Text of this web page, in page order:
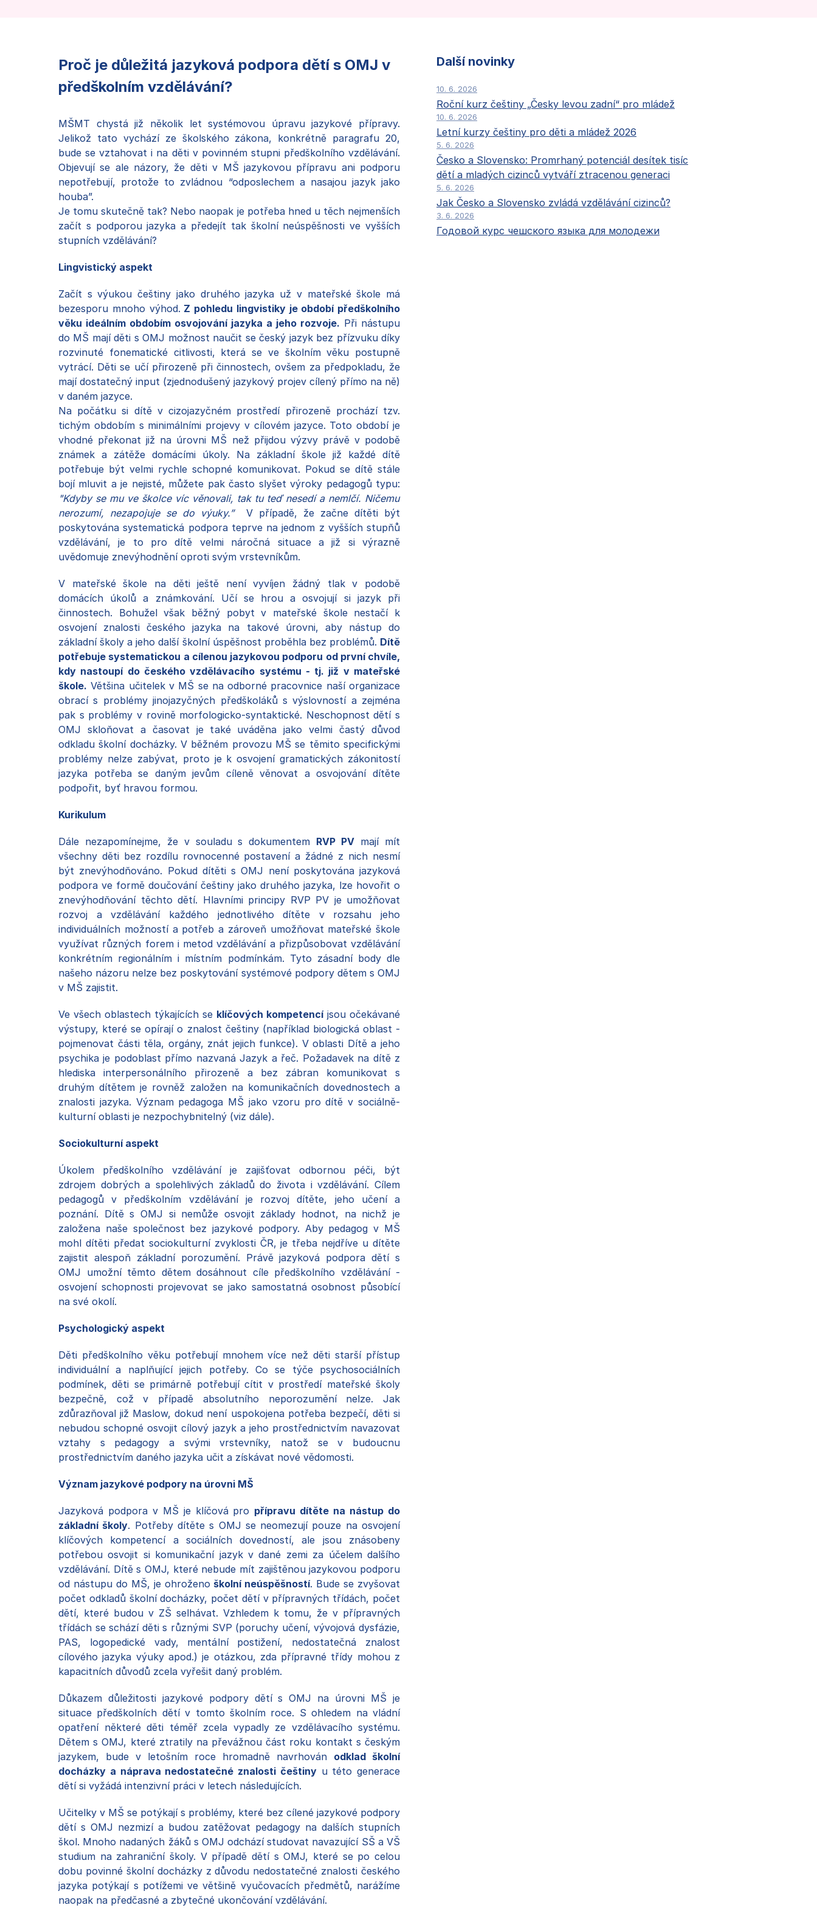
Proč je důležitá jazyková podpora dětí s OMJ v
předškolním vzdělávání?
MŠMT chystá již několik let systémovou úpravu jazykové přípravy.
Jelikož tato vychází ze školského zákona, konkrétně paragrafu 20,
bude se vztahovat i na děti v povinném stupni předškolního vzdělávání.
Objevují se ale názory, že děti v MŠ jazykovou přípravu ani podporu
nepotřebují, protože to zvládnou “odposlechem a nasajou jazyk jako
houba”.
Je tomu skutečně tak? Nebo naopak je potřeba hned u těch nejmenších
začít s podporou jazyka a předejít tak školní neúspěšnosti ve vyšších
stupních vzdělávání?
Lingvistický aspekt
Začít s výukou češtiny jako druhého jazyka už v mateřské škole má
bezesporu mnoho výhod. Z pohledu lingvistiky je období předškolního
věku ideálním obdobím osvojování jazyka a jeho rozvoje. Při nástupu
do MŠ mají děti s OMJ možnost naučit se český jazyk bez přízvuku díky
rozvinuté fonematické citlivosti, která se ve školním věku postupně
vytrácí. Děti se učí přirozeně při činnostech, ovšem za předpokladu, že
mají dostatečný input (zjednodušený jazykový projev cílený přímo na ně)
v daném jazyce.
Na počátku si dítě v cizojazyčném prostředí přirozeně prochází tzv.
tichým obdobím s minimálními projevy v cílovém jazyce. Toto období je
vhodné překonat již na úrovni MŠ než přijdou výzvy právě v podobě
známek a zátěže domácími úkoly. Na základní škole již každé dítě
potřebuje být velmi rychle schopné komunikovat. Pokud se dítě stále
bojí mluvit a je nejisté, můžete pak často slyšet výroky pedagogů typu:
"Kdyby se mu ve školce víc věnovali, tak tu teď nesedí a nemlčí. Ničemu
nerozumí, nezapojuje se do výuky.”V případě, že začne dítěti být
poskytována systematická podpora teprve na jednom z vyšších stupňů
vzdělávání, je to pro dítě velmi náročná situace a již si výrazně
uvědomuje znevýhodnění oproti svým vrstevníkům.
V mateřské škole na děti ještě není vyvíjen žádný tlak v podobě
domácích úkolů a známkování. Učí se hrou a osvojují si jazyk při
činnostech. Bohužel však běžný pobyt v mateřské škole nestačí k
osvojení znalosti českého jazyka na takové úrovni, aby nástup do
základní školy a jeho další školní úspěšnost proběhla bez problémů. Dítě
potřebuje systematickou a cílenou jazykovou podporu od první chvíle,
kdy nastoupí do českého vzdělávacího systému - tj. již v mateřské
škole. Většina učitelek v MŠ se na odborné pracovnice naší organizace
obrací s problémy jinojazyčných předškoláků s výslovností a zejména
pak s problémy v rovině morfologicko-syntaktické. Neschopnost dětí s
OMJ skloňovat a časovat je také uváděna jako velmi častý důvod
odkladu školní docházky. V běžném provozu MŠ se těmito specifickými
problémy nelze zabývat, proto je k osvojení gramatických zákonitostí
jazyka potřeba se daným jevům cíleně věnovat a osvojování dítěte
podpořit, byť hravou formou.
Kurikulum
Dále nezapomínejme, že v souladu s dokumentem RVP PV mají mít
všechny děti bez rozdílu rovnocenné postavení a žádné z nich nesmí
být znevýhodňováno. Pokud dítěti s OMJ není poskytována jazyková
podpora ve formě doučování češtiny jako druhého jazyka, lze hovořit o
znevýhodňování těchto dětí. Hlavními principy RVP PV je umožňovat
rozvoj a vzdělávání každého jednotlivého dítěte v rozsahu jeho
individuálních možností a potřeb a zároveň umožňovat mateřské škole
využívat různých forem i metod vzdělávání a přizpůsobovat vzdělávání
konkrétním regionálním i místním podmínkám. Tyto zásadní body dle
našeho názoru nelze bez poskytování systémové podpory dětem s OMJ
v MŠ zajistit.
Ve všech oblastech týkajících se klíčových kompetencíjsou očekávané
výstupy, které se opírají o znalost češtiny (například biologická oblast -
pojmenovat části těla, orgány, znát jejich funkce). V oblasti Dítě a jeho
psychika je podoblast přímo nazvaná Jazyk a řeč. Požadavek na dítě z
hlediska interpersonálního přirozeně a bez zábran komunikovat s
druhým dítětem je rovněž založen na komunikačních dovednostech a
znalosti jazyka. Význam pedagoga MŠ jako vzoru pro dítě v sociálně-
kulturní oblasti je nezpochybnitelný (viz dále).
Sociokulturní aspekt
Úkolem předškolního vzdělávání je zajišťovat odbornou péči, být
zdrojem dobrých a spolehlivých základů do života i vzdělávání. Cílem
pedagogů v předškolním vzdělávání je rozvoj dítěte, jeho učení a
poznání. Dítě s OMJ si nemůže osvojit základy hodnot, na nichž je
založena naše společnost bez jazykové podpory. Aby pedagog v MŠ
mohl dítěti předat sociokulturní zvyklosti ČR, je třeba nejdříve u dítěte
zajistit alespoň základní porozumění. Právě jazyková podpora dětí s
OMJ umožní těmto dětem dosáhnout cíle předškolního vzdělávání -
osvojení schopnosti projevovat se jako samostatná osobnost působící
na své okolí.
Psychologický aspekt
Děti předškolního věku potřebují mnohem více než děti starší přístup
individuální a naplňující jejich potřeby. Co se týče psychosociálních
podmínek, děti se primárně potřebují cítit v prostředí mateřské školy
bezpečně, což v případě absolutního neporozumění nelze. Jak
zdůrazňoval již Maslow, dokud není uspokojena potřeba bezpečí, děti si
nebudou schopné osvojit cílový jazyk a jeho prostřednictvím navazovat
vztahy s pedagogy a svými vrstevníky, natož se v budoucnu
prostřednictvím daného jazyka učit a získávat nové vědomosti.
Význam jazykové podpory na úrovni MŠ
Jazyková podpora v MŠ je klíčová pro přípravu dítěte na nástup do
základní školy. Potřeby dítěte s OMJ se neomezují pouze na osvojení
klíčových kompetencí a sociálních dovedností, ale jsou znásobeny
potřebou osvojit si komunikační jazyk v dané zemi za účelem dalšího
vzdělávání. Dítě s OMJ, které nebude mít zajištěnou jazykovou podporu
od nástupu do MŠ, je ohroženo školní neúspěšností. Bude se zvyšovat
počet odkladů školní docházky, počet dětí v přípravných třídách, počet
dětí, které budou v ZŠ selhávat. Vzhledem k tomu, že v přípravných
třídách se schází děti s různými SVP (poruchy učení, vývojová dysfázie,
PAS, logopedické vady, mentální postižení, nedostatečná znalost
cílového jazyka výuky apod.) je otázkou, zda přípravné třídy mohou z
kapacitních důvodů zcela vyřešit daný problém.
Důkazem důležitosti jazykové podpory dětí s OMJ na úrovni MŠ je
situace předškolních dětí v tomto školním roce. S ohledem na vládní
opatření některé děti téměř zcela vypadly ze vzdělávacího systému.
Dětem s OMJ, které ztratily na převážnou část roku kontakt s českým
jazykem, bude v letošním roce hromadně navrhován odklad školní
docházky a náprava nedostatečné znalosti češtinyu této generace
dětí si vyžádá intenzivní práci v letech následujících.
Učitelky v MŠ se potýkají s problémy, které bez cílené jazykové podpory
dětí s OMJ nezmizí a budou zatěžovat pedagogy na dalších stupních
škol. Mnoho nadaných žáků s OMJ odchází studovat navazující SŠ a VŠ
studium na zahraniční školy. V případě dětí s OMJ, které se po celou
dobu povinné školní docházky z důvodu nedostatečné znalosti českého
jazyka potýkají s potížemi ve většině vyučovacích předmětů, narážíme
naopak na předčasné a zbytečné ukončování vzdělávání.
Další novinky
10. 6. 2026
Roční kurz češtiny „Česky levou zadní“ pro mládež
10. 6. 2026
Letní kurzy češtiny pro děti a mládež 2026
5. 6. 2026
Česko a Slovensko: Promrhaný potenciál desítek tisíc
dětí a mladých cizinců vytváří ztracenou generaci
5. 6. 2026
Jak Česko a Slovensko zvládá vzdělávání cizinců?
3. 6. 2026
Годовой курс чешского языка для молодежи